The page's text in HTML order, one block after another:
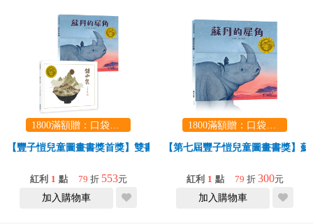
1800滿額贈：口袋玩具一份（隨機出貨） (summer read)
【豐子愷兒童圖畫書獎首獎】雙書組《盤中餐》《蘇丹的犀角》
紅利 1 點 79 折 553元
加入購物車
1800滿額贈：口袋玩具一份（隨機出貨） (summer read)
【第七屆豐子愷兒童圖畫書獎】
紅利 1 點 79 折 300元
加入購物車